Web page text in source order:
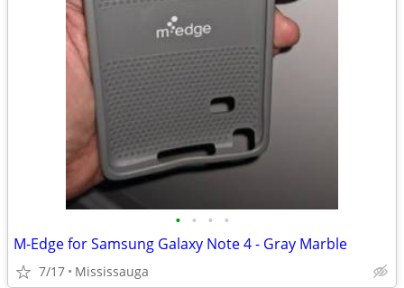
• • • •
M-Edge for Samsung Galaxy Note 4 - Gray Marble
7/17 Mississauga